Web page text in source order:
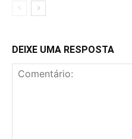
DEIXE UMA RESPOSTA